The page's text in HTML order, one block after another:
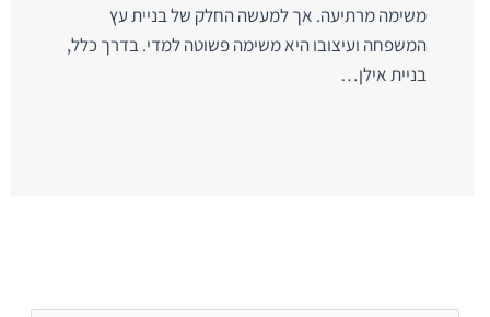
משימה מרתיעה. אך למעשה החלק של בניית עץ
המשפחה ועיצובו היא משימה פשוטה למדי. בדרך כלל,
בניית אילן…